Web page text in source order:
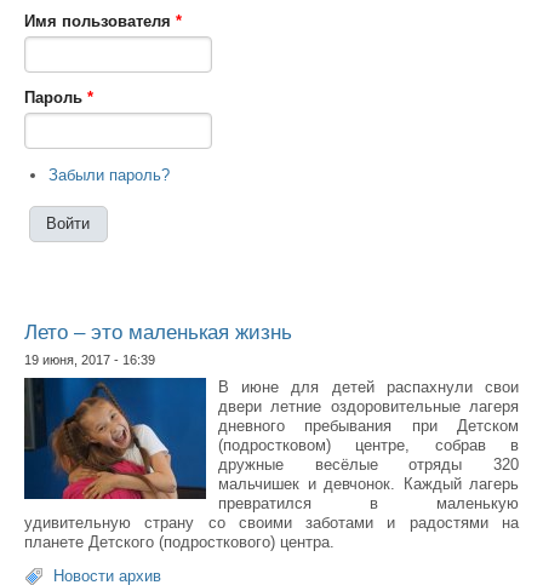
Имя пользователя *
Пароль *
Забыли пароль?
Лето – это маленькая жизнь
19 июня, 2017 - 16:39
В июне для детей распахнули свои
двери летние оздоровительные лагеря
дневного пребывания при Детском
(подростковом) центре, собрав в
дружные весёлые отряды 320
мальчишек и девчонок. Каждый лагерь
превратился в маленькую
удивительную страну со своими заботами и радостями на
планете Детского (подросткового) центра.
Новости архив